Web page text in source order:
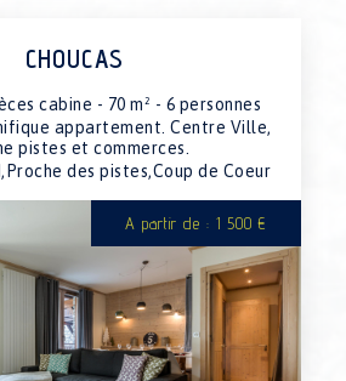
1790€
1790€
2027
2027
1590€
1590€
1590€
1590€
1590€
750€
750€
750€
CHOUCAS
cabine - 70 m² - 6 personnes
appartement. Centre Ville,
pistes et commerces.
des pistes,Coup de Coeur
A partir de : 1 500 €